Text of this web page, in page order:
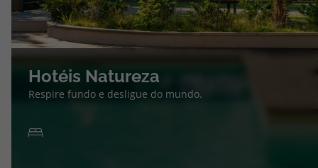
Hotéis Natureza
Respire fundo e desligue do mundo.